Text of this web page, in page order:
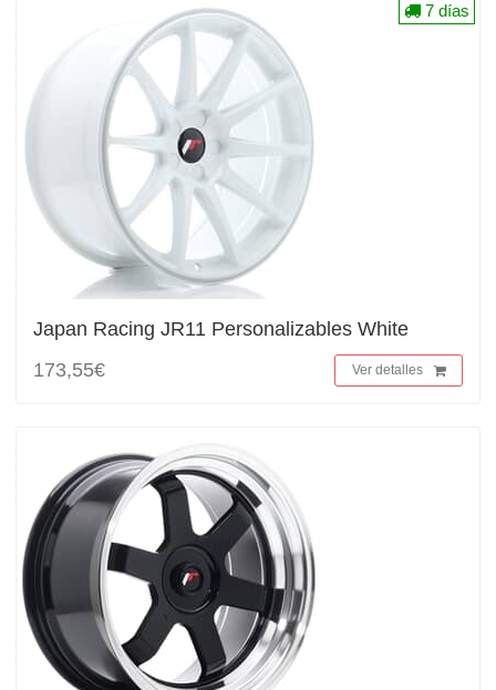
Japan Racing JR11 Personalizables White
173,55€
Ver detalles
7 días